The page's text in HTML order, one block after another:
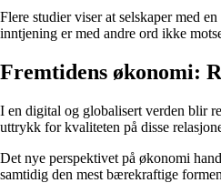
Flere studier viser at selskaper med
inntjening er med andre ord ikke
Fremtidens økonomi:
I en digital og globalisert verden blir
uttrykk for kvaliteten på disse
Det nye perspektivet på økonomi
samtidig den mest bærekraftige